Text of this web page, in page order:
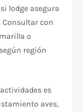
lodge asegura
con
o
región
es
aves,